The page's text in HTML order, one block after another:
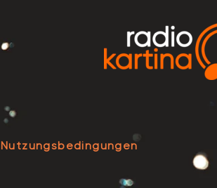
Nutzungsbedingungen